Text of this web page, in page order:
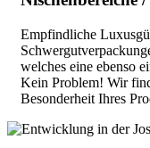
Empfindliche
welches eine ebenso
Kein Problem! Wir
Besonderheit Ihres